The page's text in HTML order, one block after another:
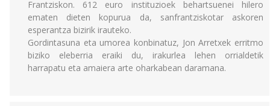
Frantziskon. 612 euro instituzioek behartsuenei hilero
ematen dieten kopurua da, sanfrantziskotar askoren
esperantza bizirik irauteko.
Gordintasuna eta umorea konbinatuz, Jon Arretxek erritmo
biziko eleberria eraiki du, irakurlea lehen orrialdetik
harrapatu eta amaiera arte oharkabean daramana.